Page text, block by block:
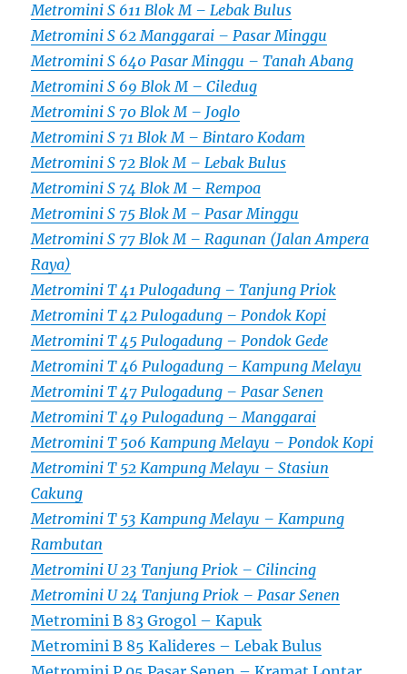
Metromini S 611 Blok M – Lebak Bulus
Metromini S 62 Manggarai – Pasar Minggu
Metromini S 640 Pasar Minggu – Tanah Abang
Metromini S 69 Blok M – Ciledug
Metromini S 70 Blok M – Joglo
Metromini S 71 Blok M – Bintaro Kodam
Metromini S 72 Blok M – Lebak Bulus
Metromini S 74 Blok M – Rempoa
Metromini S 75 Blok M – Pasar Minggu
Metromini S 77 Blok M – Ragunan (Jalan Ampera
Raya)
Metromini T 41 Pulogadung – Tanjung Priok
Metromini T 42 Pulogadung – Pondok Kopi
Metromini T 45 Pulogadung – Pondok Gede
Metromini T 46 Pulogadung – Kampung Melayu
Metromini T 47 Pulogadung – Pasar Senen
Metromini T 49 Pulogadung – Manggarai
Metromini T 506 Kampung Melayu – Pondok Kopi
Metromini T 52 Kampung Melayu – Stasiun
Cakung
Metromini T 53 Kampung Melayu – Kampung
Rambutan
Metromini U 23 Tanjung Priok – Cilincing
Metromini U 24 Tanjung Priok – Pasar Senen
Metromini B 83 Grogol – Kapuk
Metromini B 85 Kalideres – Lebak Bulus